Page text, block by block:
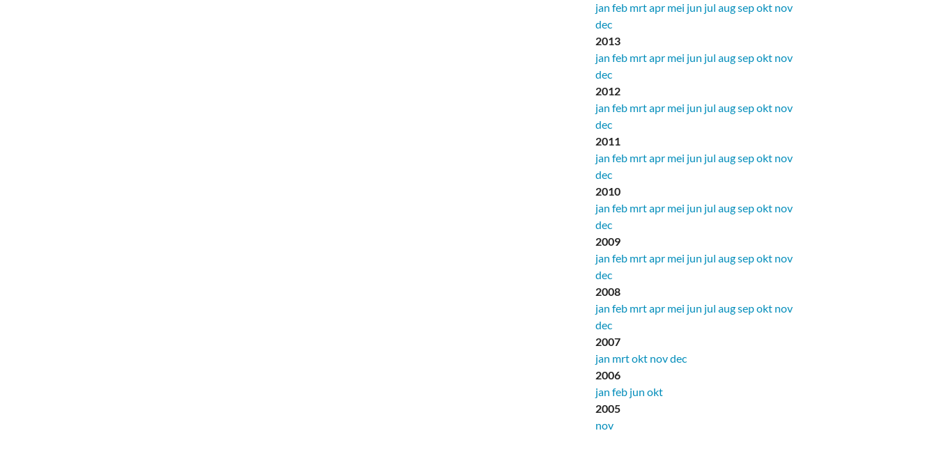
jan feb mrtapr mei jun jul augsepokt nov
dec
2013
jan feb mrtapr mei jun jul augsepokt nov
dec
2012
jan feb mrtapr mei jun jul augsepokt nov
dec
2011
jan feb mrtapr mei jun jul augsepokt nov
dec
2010
jan feb mrtapr mei jun jul augsepokt nov
dec
2009
jan feb mrtapr mei jun jul augsepokt nov
dec
2008
jan feb mrtapr mei jun jul augsepokt nov
dec
2007
jan mrtokt novdec
2006
jan feb jun okt
2005
nov